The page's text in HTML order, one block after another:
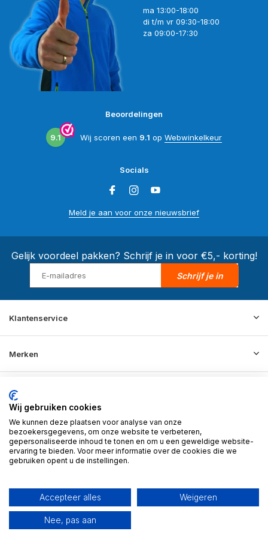
ma 13:00-18:00
di t/m vr 09:30-18:00
za 09:00-17:30
Beoordelingen
9.1 Wij scoren een 9.1 op Webwinkelkeur
Socials
Meld je aan voor onze nieuwsbrief
Gelijk voordeel pakken? Schrijf je in voor €5,- korting!
Schrijf je in
Klantenservice
Merken
Informatie
Contact
© 2026 BD Store - Theme By
Wij gebruiken cookies
We kunnen deze plaatsen voor analyse van onze
bezoekersgegevens, om onze website te verbeteren,
gepersonaliseerde inhoud te tonen en om u een geweldige website-
ervaring te bieden. Voor meer informatie over de cookies die we
gebruiken opent u de instellingen.
Accepteer alles Weigeren
Nee, pas aan